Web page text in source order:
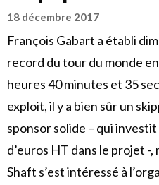
18 décembre 2017
François Gabart a établi
record du tour du monde
heures 40 minutes et 35
exploit, il y a bien sûr un
sponsor solide – qui
d’euros HT dans le projet -
Shaft s’est intéressé à